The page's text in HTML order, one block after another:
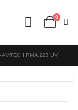
0
AMTECH RMA-223-UV